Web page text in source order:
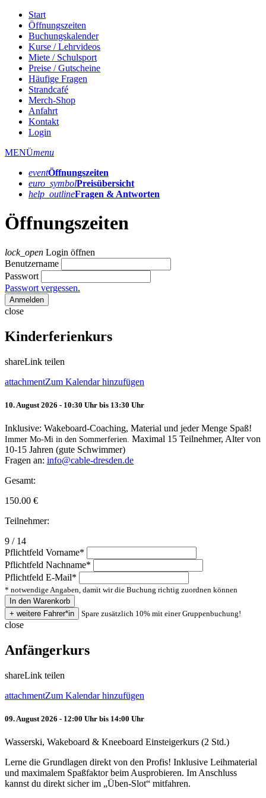
Start
Öffnungszeiten
Buchungskalender
Kurse / Lehrvideos
Miete / Schulsport
Preise / Gutscheine
Häufige Fragen
Strandcafé
Merch-Shop
Anfahrt
Kontakt
Login
MENÜmenu
eventÖffnungs­zeiten
euro_symbolPreis­übersicht
help_outlineFragen & Antworten
Öffnungszeiten
lock_open Login öffnen
Benutzername
Passwort
Passwort vergessen.
Anmelden
close
Kinderferienkurs
shareLink teilen
attachmentZum Kalendar hinzufügen
10. August 2026 - 10:30 Uhr bis 13:30 Uhr
Inklusive: Wakeboard-Coaching, Material und jeder Menge Spaß!
Immer Mo-Mi in den Sommerferien. Maximal 15 Teilnehmer, Alter von
10-15 Jahren (gute Schwimmer)
Fragen an: info@cable-dresden.de
Gesamt:
150.00 €
Teilnehmer:
9 / 14
Pflichtfeld Vorname*
Pflichtfeld Nachname*
Pflichtfeld E-Mail*
* notwendige Angaben, damit wir die Buchung richtig zuordnen können
Spare zusätzlich 10% mit einer Gruppenbuchung!
close
Anfängerkurs
shareLink teilen
attachmentZum Kalendar hinzufügen
09. August 2026 - 12:00 Uhr bis 14:00 Uhr
Wasserski, Wakeboard & Kneeboard Einsteigerkurs (2 Std.)
Lerne die Grundlagen direkt von den Profis! Inklusive Leihmaterial
und maximalem Spaßfaktor beim Ausprobieren. Im Anschluss
kannst du direkt sicher im „Üben-Slot“ mitfahren.